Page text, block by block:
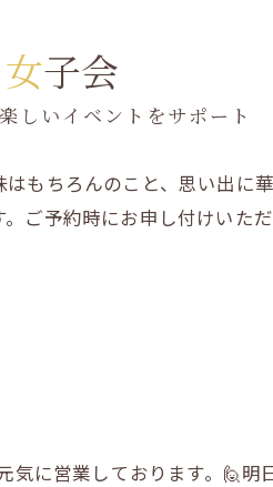
女子会
しいイベントをサポート
もちろんのこと、思い出に
ご予約時にお申し付けいた
気に営業しております。🙋